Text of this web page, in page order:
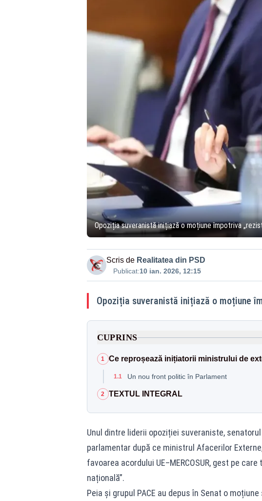
Opoziția suveranistă inițiază o moțiune împotriva
Scris de Realitatea din PSD
Publicat:10 ian. 2026, 12:15
Opoziția suveranistă inițiază o moțiune
CUPRINS
1 Ce reproșează inițiatorii ministrului de
1.1 Un nou front politic în Parlament
2 TEXTUL INTEGRAL
Unul dintre liderii opoziției suveraniste,
parlamentar după ce ministrul Afacerilor
favoarea acordului UE–MERCOSUR, gest pe
națională”.
Peia și grupul PACE au depus în Senat o